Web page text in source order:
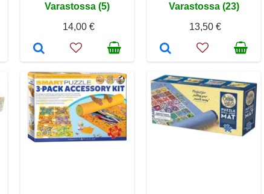
Varastossa (5)
14,00 €
Varastossa (23)
13,50 €